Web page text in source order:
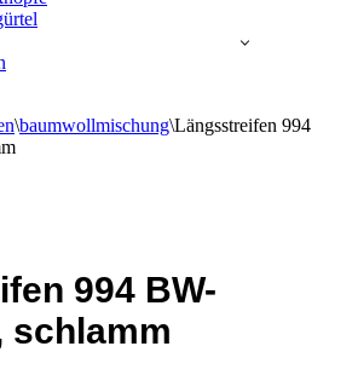
\baumwollmischung\Längsstreifen 994
994 BW-
schlamm